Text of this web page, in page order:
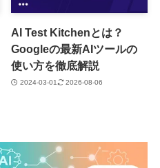
AI Test Kitchenとは？
Googleの最新AIツールの
使い方を徹底解説
2024-03-01 2026-08-06